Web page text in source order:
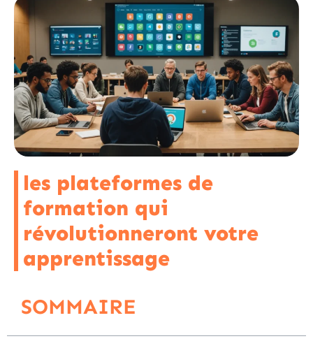
les plateformes de
formation qui
révolutionneront votre
apprentissage
SOMMAIRE